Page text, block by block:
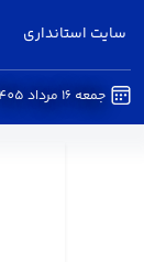
سایت استانداری
جمعه 16 مرداد 1405